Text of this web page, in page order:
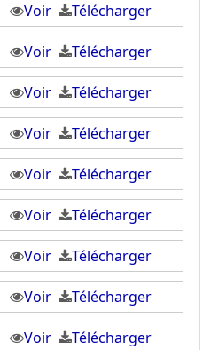
Voir Télécharger
Voir Télécharger
Voir Télécharger
Voir Télécharger
Voir Télécharger
Voir Télécharger
Voir Télécharger
Voir Télécharger
Voir Télécharger